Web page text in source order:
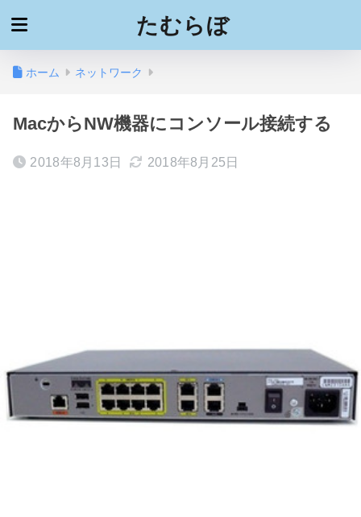
たむらぼ
ホーム ネットワーク
MacからNW機器にコンソール接続する
2018年8月13日 2018年8月25日